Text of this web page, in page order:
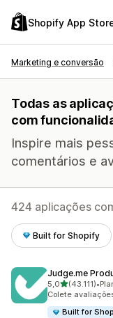
Shopify App
Marketing e conversão
Todas as
com
Inspire mais
comentários e
424 aplicações
Built for Shopify
Judge.me
5,0de 5 estrelas
(43.111)
43111 total de
•
Colete
Built for